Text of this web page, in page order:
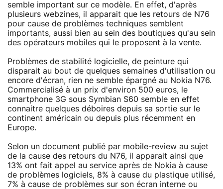
semble important sur ce modèle. En effet, d'après
plusieurs webzines, il apparait que les retours de N76
pour cause de problèmes techniques semblent
importants, aussi bien au sein des boutiques qu'au sein
des opérateurs mobiles qui le proposent à la vente.
Problèmes de stabilité logicielle, de peinture qui
disparait au bout de quelques semaines d'utilisation ou
encore d'écran, rien ne semble épargné au Nokia N76.
Commercialisé à un prix d'environ 500 euros, le
smartphone 3G sous Symbian S60 semble en effet
connaitre quelques déboires depuis sa sortie sur le
continent américain ou depuis plus récemment en
Europe.
Selon un document publié par mobile-review au sujet
de la cause des retours du N76, il apparait ainsi que
13% ont fait appel au service après de Nokia à cause
de problèmes logiciels, 8% à cause du plastique utilisé,
7% à cause de problèmes sur son écran interne ou